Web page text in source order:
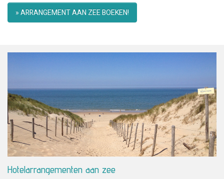
» ARRANGEMENT AAN ZEE BOEKEN!
Hotelarrangementen aan zee